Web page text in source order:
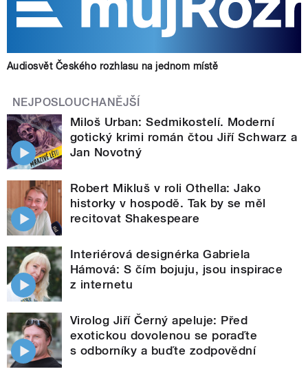
Audiosvět Českého rozhlasu na jednom místě
NEJPOSLOUCHANĚJŠÍ
Miloš Urban: Sedmikostelí. Moderní
gotický krimi román čtou Jiří Schwarz a
Jan Novotný
Robert Mikluš v roli Othella: Jako
historky v hospodě. Tak by se měl
recitovat Shakespeare
Interiérová designérka Gabriela
Hámová: S čím bojuju, jsou inspirace
z internetu
Virolog Jiří Černý apeluje: Před
exotickou dovolenou se poraďte
s odborníky a buďte zodpovědní